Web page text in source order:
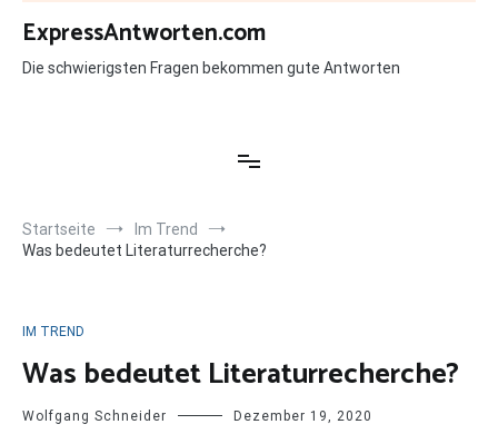
Zum
Inhalt
springen
ExpressAntworten.com
Die schwierigsten Fragen bekommen gute Antworten
Startseite
Im Trend
Was bedeutet Literaturrecherche?
IM TREND
Was bedeutet Literaturrecherche?
Wolfgang Schneider Dezember 19, 2020